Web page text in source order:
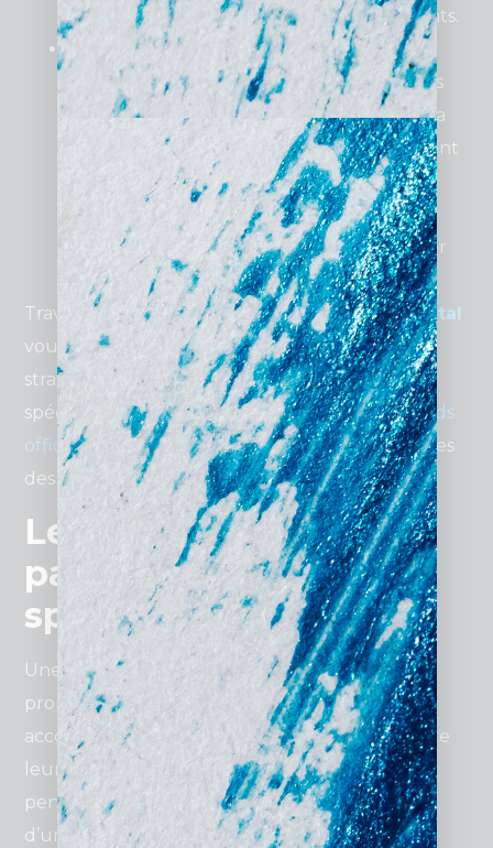
stratégies innovantes avant vos concurrents.
Optimisation continue et proactive: À
Lyon, où la concurrence est forte dans des
secteurs variés comme l’agroalimentaire, la
santé ou la tech, vos campagnes nécessitent
un ajustement régulier. Une agence
certifiée garantit un suivi précis et des
ajustements en temps réel pour maximiser
votre retour sur investissement.
Travailler avec une agence commePadre Digital
vous assure une expertise pointue et une
stratégie
publicitaire adaptéeà vos besoins
spécifiques. Consultez lesressources Google Ads
officielles
pour mieux comprendre les avantages
des agences certifiées.
Les services proposés
par une agence
spécialisée
Une agence spécialisée Google Ads à Lyon
propose un éventail complet de services pour
accompagner les entreprises à chaque étape de
leur stratégie publicitaire. Chaque service est
pensé pour répondre aux besoins spécifiques
d’un marché dynamique et varié.